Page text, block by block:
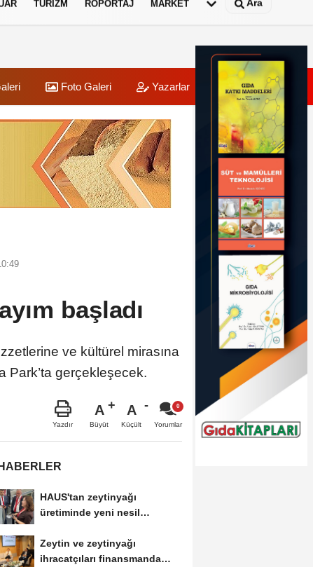
TURIZM RÖPORTAJ MARKET Ara
Foto Galeri Yazarlar Üye Paneli
başladı
ve kültürel mirasına
Park’ta gerçekleşecek.
Yazdır
A
Büyüt
A
Küçült Yorumlar
HAUS'tan zeytinyağı
üretiminde yeni nesil
Zeytin ve zeytinyağı
ihracatçıları finansmanda